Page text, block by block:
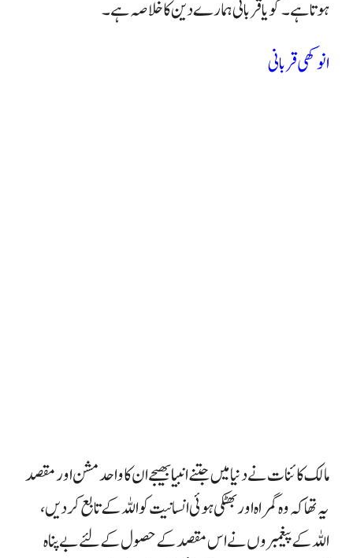
ہوتا ہے۔ گویا قربانی ہمارے دین کا خلاصہ ہے۔
انوکھی قربانی
مالک کائنات نے دنیا میں جتنے انبیا بھیجے ان کا واحد مشن اور مقصد
یہ تھا کہ وہ گمراہ اور بھٹکی ہوئی انسانیت کو اللہ کے تابع کر دیں،
اللہ کے پیغمبروں نے اس مقصد کے حصول کے لئے بے پناہ